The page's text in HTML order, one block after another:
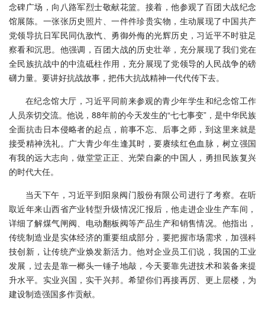
念碑广场，向八路军烈士敬献花篮。接着，他参观了百团大战纪念
馆展陈。一张张历史照片、一件件珍贵实物，生动展现了中国共产
党领导抗日军民同仇敌忾、勇御外侮的光辉历史，习近平不时驻足
察看和沉思。他强调，百团大战的历史壮举，充分展现了我们党在
全民族抗战中的中流砥柱作用，充分展现了党领导的人民战争的磅
礴力量。要讲好抗战故事，把伟大抗战精神一代代传下去。
在纪念馆大厅，习近平同前来参观的青少年学生和纪念馆工作
人员亲切交流。他说，88年前的今天发生的“七七事变”，是中华民族
全面抗击日本侵略者的起点，前事不忘、后事之师，到这里来就是
接受精神洗礼。广大青少年生逢其时，要赓续红色血脉，树立强国
有我的远大志向，做堂堂正正、光荣自豪的中国人，勇担民族复兴
的时代大任。
当天下午，习近平到阳泉阀门股份有限公司进行了考察。在听
取近年来山西省产业转型升级情况汇报后，他走进企业生产车间，
详细了解煤气闸阀、电动翻板阀等产品生产和销售情况。他指出，
传统制造业是实体经济的重要组成部分，要把握市场需求，加强科
技创新，让传统产业焕发新活力。他对企业员工们说，我国的工业
发展，过去是靠一榔头一锤子地敲，今天要靠先进技术和装备来提
升水平。实业兴国，实干兴邦。希望你们再接再厉、更上层楼，为
建设制造强国多作贡献。